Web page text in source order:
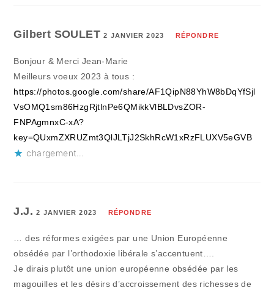
Gilbert SOULET2 JANVIER 2023 RÉPONDRE
Bonjour & Merci Jean-Marie
Meilleurs voeux 2023 à tous :
https://photos.google.com/share/AF1QipN88YhW8bDqYfSjl
VsOMQ1sm86HzgRjtlnPe6QMikkVlBLDvsZOR-
FNPAgmnxC-xA?
key=QUxmZXRUZmt3QlJLTjJ2SkhRcW1xRzFLUXV5eGVB
chargement…
J.J.2 JANVIER 2023 RÉPONDRE
… des réformes exigées par une Union Européenne
obsédée par l’orthodoxie libérale s’accentuent….
Je dirais plutôt une union européenne obsédée par les
magouilles et les désirs d’accroissement des richesses de